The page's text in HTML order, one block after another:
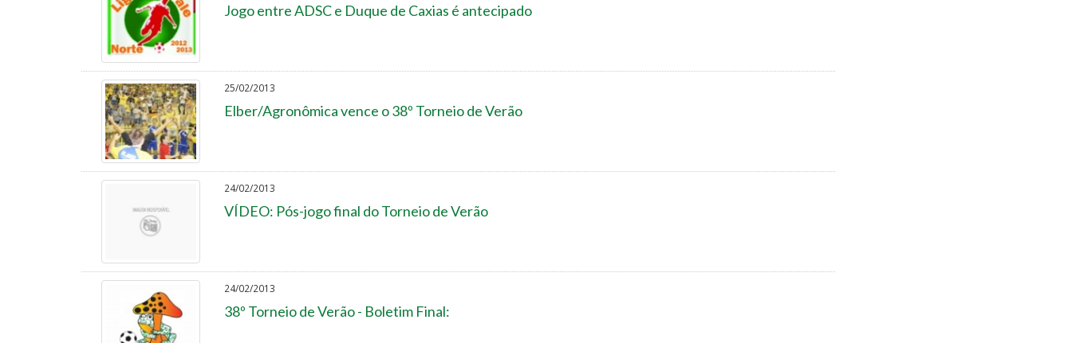
Jogo entre ADSC e Duque de Caxias é antecipado
25/02/2013
Elber/Agronômica vence o 38º Torneio de Verão
24/02/2013
VÍDEO: Pós-jogo final do Torneio de Verão
24/02/2013
38º Torneio de Verão - Boletim Final: